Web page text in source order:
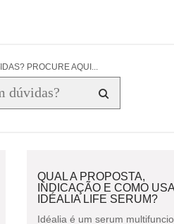
PROCURE AQUI...
QUAL A PROPOSTA,
INDICAÇÃO E COMO
IDÉALIA LIFE SERUM?
Idéalia é um serum